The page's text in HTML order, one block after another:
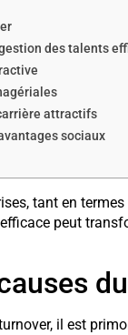
des talents
attractifs
sociaux
tant en
peut
il est